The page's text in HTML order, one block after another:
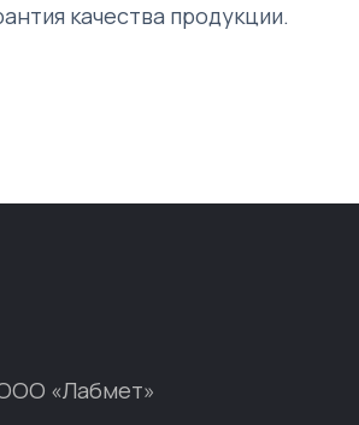
качества продукции.
«Лабмет»